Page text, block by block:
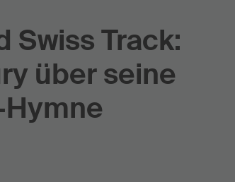
Swiss Track:
über seine